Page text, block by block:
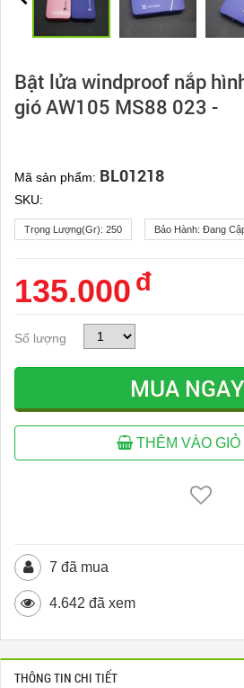
Bật lửa windproof nắp
gió AW105 MS88 023 -
Mã sản phẩm: BL01218
SKU:
Trọng Lượng(gr): 250 Bảo Hành: Đang
135.000 đ
Số lượng
MUA NGAY
THÊM VÀO GIỎ
7 đã mua
4.642 đã xem
THÔNG TIN CHI TIẾT